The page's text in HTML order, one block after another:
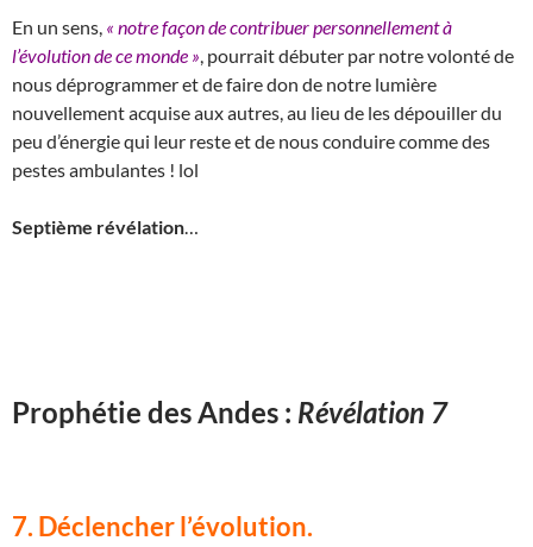
En un sens, « notre façon de contribuer personnellement à
l’évolution de ce monde » , pourrait débuter par notre volonté de
nous déprogrammer et de faire don de notre lumière
nouvellement acquise aux autres, au lieu de les dépouiller du
peu d’énergie qui leur reste et de nous conduire comme des
pestes ambulantes ! lol
Septième révélation
Prophétie des Andes : Révélation 7
7. Déclencher l’évolution.